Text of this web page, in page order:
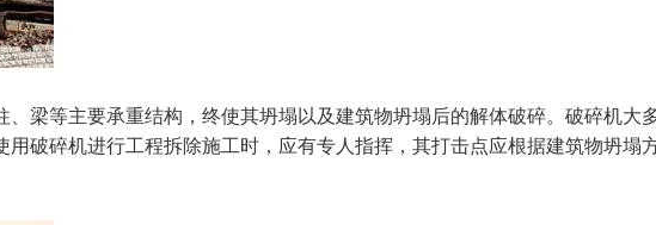
梁等主要承重结构，终使其坍塌以及建筑物坍塌后的解体破碎。破碎机大
破碎机进行工程拆除施工时，应有专人指挥，其打击点应根据建筑物坍塌